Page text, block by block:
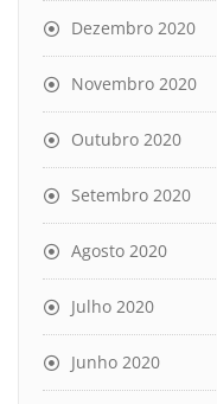
Dezembro 2020
Novembro 2020
Outubro 2020
Setembro 2020
Agosto 2020
Julho 2020
Junho 2020